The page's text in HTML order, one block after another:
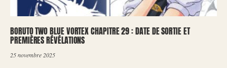
BORUTO TWO BLUE VORTEX CHAPITRE 29 : DATE DE SORTIE ET
PREMIÈRES RÉVÉLATIONS
25 novembre 2025